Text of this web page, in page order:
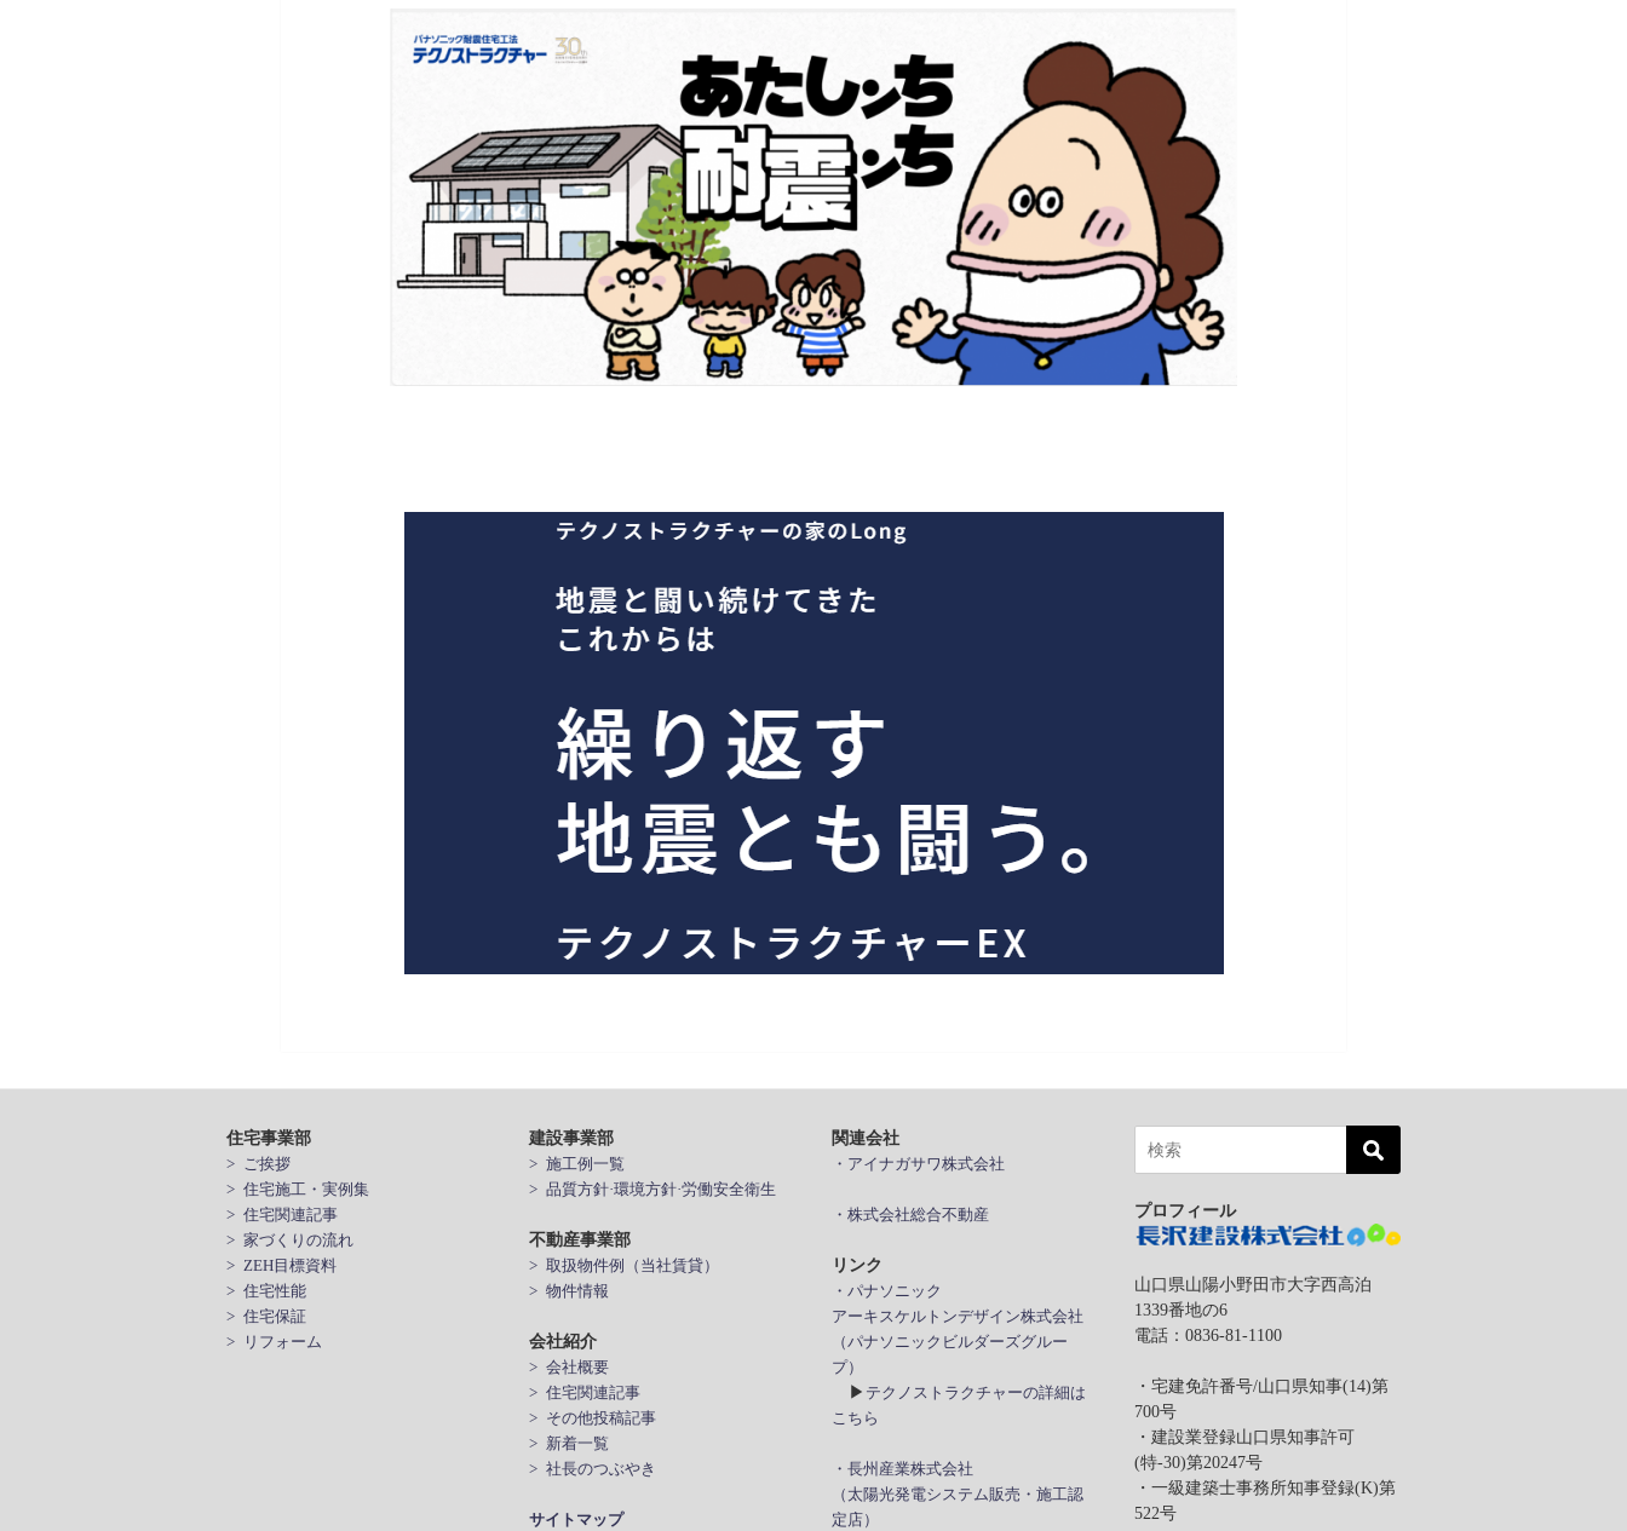
住宅事業部
> ご挨拶
> 住宅施工・実例集
> 住宅関連記事
> 家づくりの流れ
> ZEH目標資料
> 住宅性能
> 住宅保証
> リフォーム
建設事業部
> 施工例一覧
> 品質方針·環境方針·労働安全衛生
不動産事業部
> 取扱物件例（当社賃貸）
> 物件情報
会社紹介
> 会社概要
> 住宅関連記事
> その他投稿記事
> 新着一覧
> 社長のつぶやき
サイトマップ
関連会社
・アイナガサワ株式会社
・株式会社総合不動産
リンク
・パナソニック
アーキスケルトンデザイン株式会社
（パナソニックビルダーズグルー
プ）
▶ テクノストラクチャーの詳細は
こちら
・長州産業株式会社
（太陽光発電システム販売・施工認
定店）
プロフィール
山口県山陽小野田市大字西高泊
1339番地の6
電話：0836-81-1100
・宅建免許番号/山口県知事(14)第
700号
・建設業登録山口県知事許可
(特-30)第20247号
・一級建築士事務所知事登録(K)第
522号